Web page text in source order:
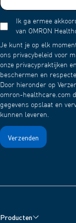
Vul het
Om te voorkomen
aan het gaas blijft
vernevelen.
Was het gaasdopje
schoonmaakmiddel
drogen aan de lucht
Ik ga ermee
van OMRON
Je kunt je op elk
ons privacybeleid voor
onze privacypraktijken
beschermen en
Door hieronder op
omron-healthcare.com
gegevens opslaat en
kunnen leveren.
Producten